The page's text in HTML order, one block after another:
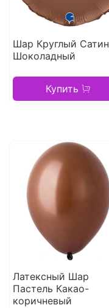
Шар Круглый Сатин
Шоколадный
Купить
Латексный Шар
Пастель Какао-
коричневый